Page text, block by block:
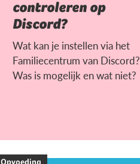
controleren op
Discord?
Wat kan je instellen via het
Familiecentrum van Discord?
Was is mogelijk en wat niet?
Opvoeding